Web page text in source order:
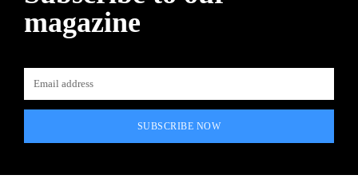
magazine
SUBSCRIBE NOW